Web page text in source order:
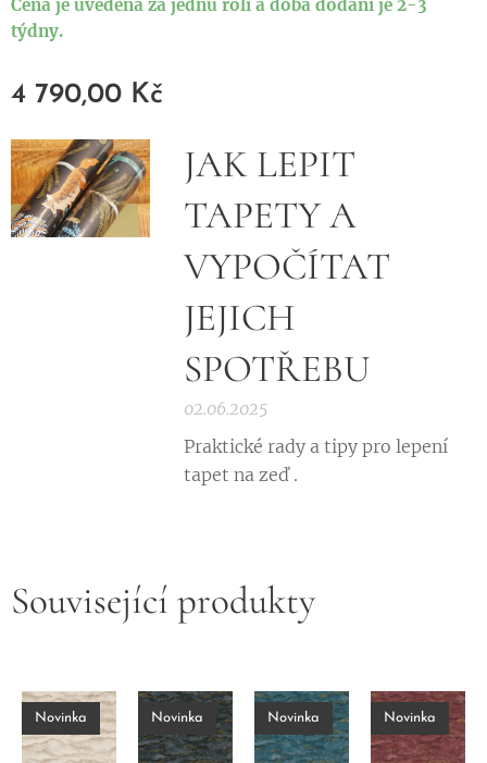
Cena je uvedena za jednu roli a doba dodání je 2-3
týdny.
4 790,00 Kč
JAK LEPIT
TAPETY A
VYPOČÍTAT
JEJICH
SPOTŘEBU
02.06.2025
Praktické rady a tipy pro lepení
tapet na zeď .
Související produkty
Novinka Novinka Novinka Novinka